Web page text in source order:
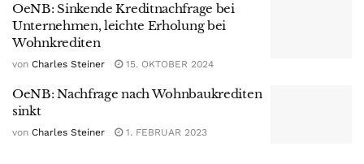
OeNB: Sinkende Kreditnachfrage bei
Unternehmen, leichte Erholung bei
Wohnkrediten
von Charles Steiner 15. OKTOBER 2024
OeNB: Nachfrage nach Wohnbaukrediten
sinkt
von Charles Steiner 1. FEBRUAR 2023